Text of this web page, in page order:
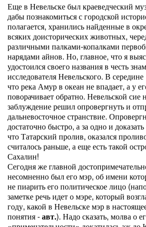
Еще в Невельске был краеведческий
дабы познакомиться с городской
полагается, хранились найденные в
всяких доисторических животных,
различными палками-копалками
нарядами айнов. Но, главное, что я
удостоился своего названия в честь
исследователя Невельского. В
что река Амур в океан не впадает, а у
поворачивает обратно. Невельской сие
заблуждение решил опровергнуть и
дальневосточное странствие.
достаточно быстро, а за одно и
что Татарский пролив, оказался
считалось раньше, а еще есть такой
Сахалин!
Сегодня же главной
несомненно был его мэр, об имени
не пиарить его политическое лицо
заметке речь идет о мэре, который
году, какой в Невельске мэр в
понятия -авт.). Надо сказать, молва о